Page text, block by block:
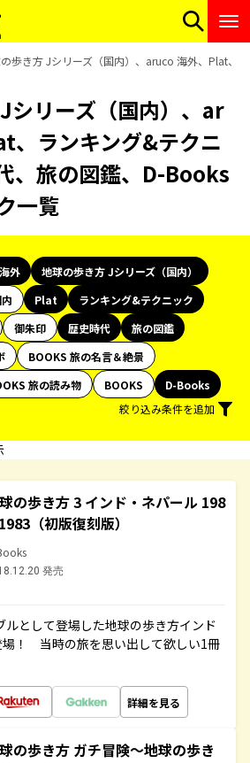
歩き方 Jシリーズ（国内）、aruco 海外、Plat、
シリーズ（国内）、ar
、ランキング&テクニ
、旅の図鑑、D-Books
一覧
外
地球の歩き方 Jシリーズ（国内）
Plat
ランキング&テクニック
御朱印 歴史時代
旅の図鑑
BOOKS 旅の名言＆絶景
旅の読み物 BOOKS
D-Books
絞り込み条件を追加
の歩き方 3 インド・ネパール 198
（初版復刻版）
発売
ルとして登場した地球の歩き方インド
場！ 当時の旅を思い出して欲しい1冊
詳細を見る
の歩き方 ガチ冒険～地球の歩き